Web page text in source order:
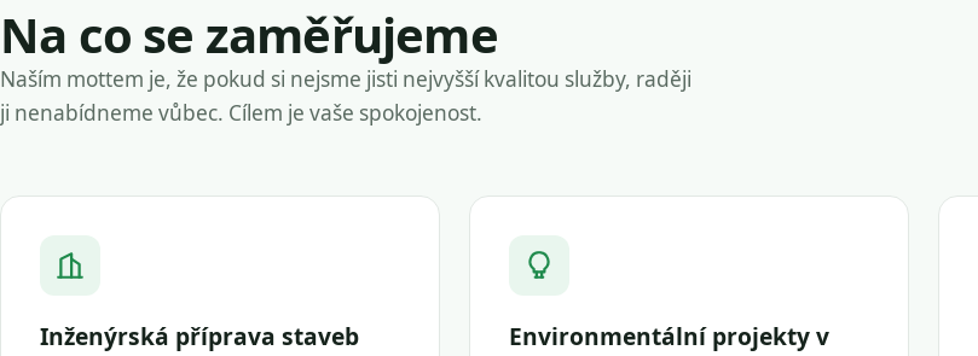
Na co se zaměřujeme
Naším mottem je, že pokud si nejsme jisti nejvyšší kvalitou služby, raději
ji nenabídneme vůbec. Cílem je vaše spokojenost.
Inženýrská příprava staveb
Environmentální projekty v